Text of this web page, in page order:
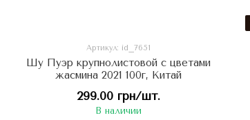
Артикул: id_7651
Шу Пуэр крупнолистовой с цветами
жасмина 2021 100г, Китай
299.00 грн/шт.
В наличии